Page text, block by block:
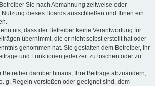
Sie nach Abmahnung zeitweise oder
dieses Boards ausschließen und Ihnen ein
dass der Betreiber keine Verantwortung für
übernimmt, die er nicht selbst erstellt hat oder
genommen hat. Sie gestatten dem Betreiber, Ihr
und Funktionen jederzeit zu löschen oder zu
Betreiber darüber hinaus, Ihre Beiträge abzuändern,
g. Regeln verstoßen oder geeignet sind, dem